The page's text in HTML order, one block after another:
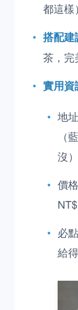
都這樣
搭配建
茶，完
實用資
地
（
沒）
價
必
給